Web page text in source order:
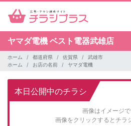
ヤマダ電機 ベスト電器武雄店
ホーム 都道府県 佐賀県
武雄市
ホーム
お店の名前 ヤマダ電機
本日公開中のチラシ
画像はイメージで
画像をクリックするとチラ